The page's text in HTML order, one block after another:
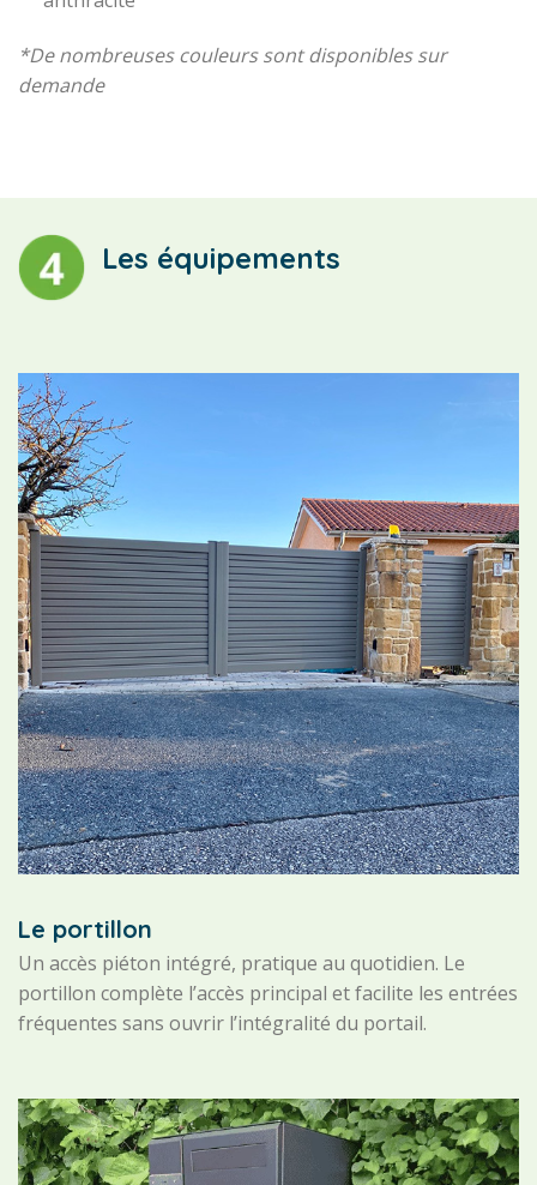
*De nombreuses couleurs sont disponibles sur
demande
Les équipements
Le portillon
Un accès piéton intégré, pratique au quotidien. Le
portillon complète l’accès principal et facilite les entrées
fréquentes sans ouvrir l’intégralité du portail.